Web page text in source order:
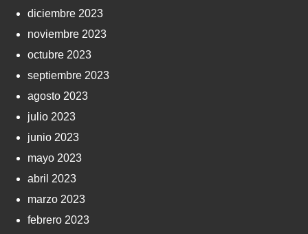
diciembre 2023
noviembre 2023
octubre 2023
septiembre 2023
agosto 2023
julio 2023
junio 2023
mayo 2023
abril 2023
marzo 2023
febrero 2023